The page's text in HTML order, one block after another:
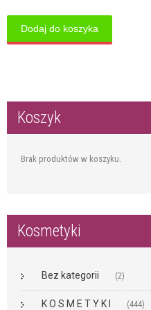
Dodaj do koszyka
Koszyk
Brak produktów w koszyku.
Kosmetyki
Bez kategorii (2)
K O S M E T Y K I (444)